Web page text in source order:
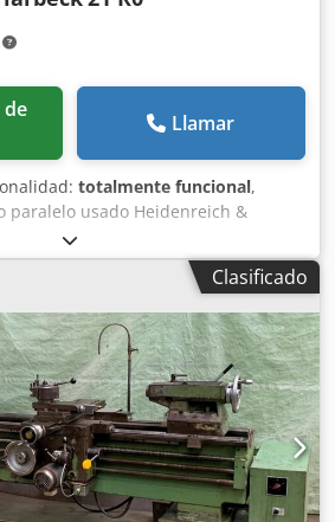
Llamar
totalmente funcional,
paralelo usado Heidenreich &
principal y eje de avance, año de
El torno está completamente
adaptado con indicador digital de
Ap Ajrf Si tiene alguna pregunta o
no dude en escribirnos o
Clasificado